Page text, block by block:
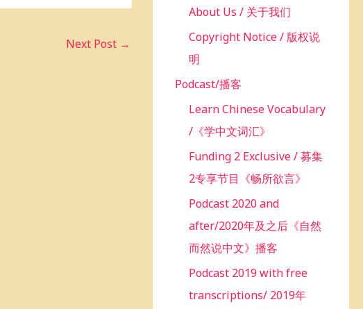
Next Post →
About Us / 关于我们
Copyright Notice / 版权说
明
Podcast/播客
Learn Chinese Vocabulary
/《学中文词汇》
Funding 2 Exclusive / 募集
2专享节目《畅所欲言》
Podcast 2020 and
after/2020年及之后《自然
而然说中文》播客
Podcast 2019 with free
transcriptions/ 2019年